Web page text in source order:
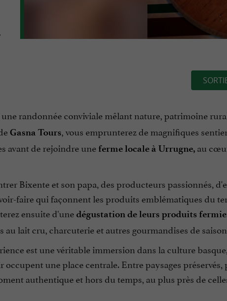
une randonnée conviviale mêlant nature, patrimoine
Gasna Tours, vous emprunterez de magnifiques
avant de rejoindre une ferme locale à Urrugne, au
Bixente et son papa, des producteurs passionnés,
faire qui façonnent les produits emblématiques du
ensuite d'unedégustation de leurs produits
au lait cru, charcuterie et autres gourmandises de
est une véritable immersion dans la culture
une place centrale. Entre paysages
authentique et hors du temps, au plus près de